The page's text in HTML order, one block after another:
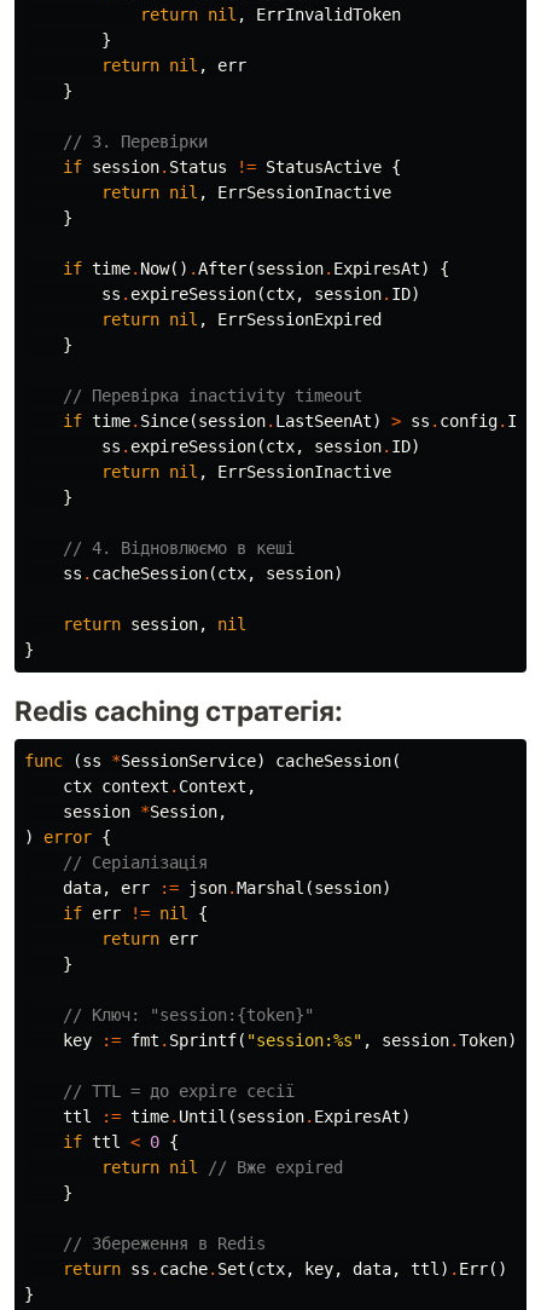
return nil ,
ErrInvalidToken
}
return nil ,
err
}
// 3. Перевірки
if session. Status != StatusActive {
return nil ,
ErrSessionInactive
}
if time. Now() .After(session. ExpiresAt)
{
ss . expireSession(ctx, session. ID)
return nil ,
ErrSessionExpired
}
// Перевірка inactivity timeout
if time. Since(session. LastSeenAt) > ss . config.
ss . expireSession(ctx, session. ID)
return nil ,
ErrSessionInactive
}
// 4. Відновлюємо в кеші
ss . cacheSession(ctx, session)
return session,
nil
}
Redis caching стратегія:
func (ss *SessionService) cacheSession(
ctx context . Context ,
session *Session,
)
error {
// Серіалізація
data, err := json.Marshal (session)
if err != nil
{
return err
}
// Ключ: "session:{token}"
key
:= fmt . Sprintf( "session:%s" , session.Token)
// TTL = до expire сесії
ttl
:= time. Until (session. ExpiresAt)
if ttl < 0 {
return nil
// Вже expired
}
// Збереження в Redis
return ss . cache. Set (ctx, key, data, ttl ) . Err()
}